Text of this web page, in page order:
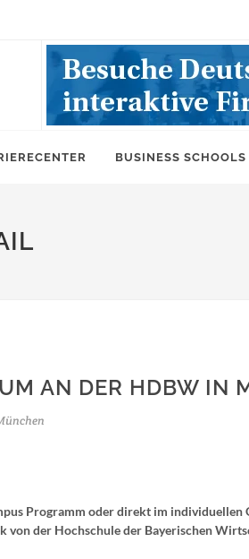
BUSINESS SCHOOLS
AN DER HDBW IN
Programm oder direkt im individuellen
der Hochschule der Bayerischen